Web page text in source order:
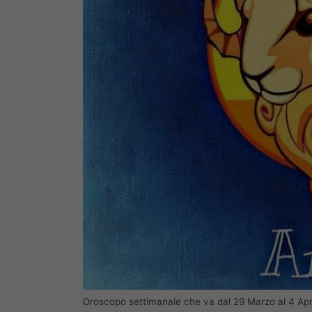
Oroscopo settimanale che va dal 29 Marzo al 4